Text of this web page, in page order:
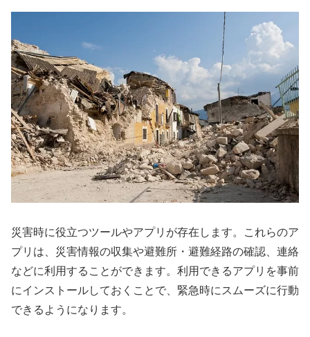
災害時に役立つツールやアプリが存在します。これらのア
プリは、災害情報の収集や避難所・避難経路の確認、連絡
などに利用することができます。利用できるアプリを事前
にインストールしておくことで、緊急時にスムーズに行動
できるようになります。